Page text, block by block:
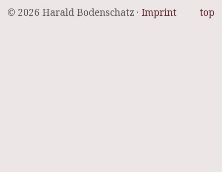
top
© 2026 Harald Bodenschatz · Imprint